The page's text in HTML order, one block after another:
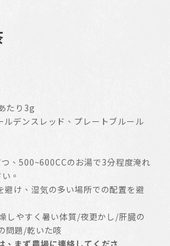
たり3g
ルデンスレッド、プレートブルール
、500~600CCのお湯で3分程度淹れ
。
避け、湿気の多い場所での配置を避
しやすく暑い体質/夜更かし/肝臓の
問題/乾いた咳
、まず農場に連絡してくださ